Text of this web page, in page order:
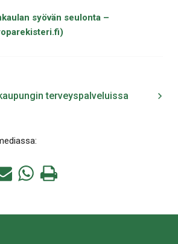
syövän seulonta –
terveyspalveluissa
Jaa Tulosta